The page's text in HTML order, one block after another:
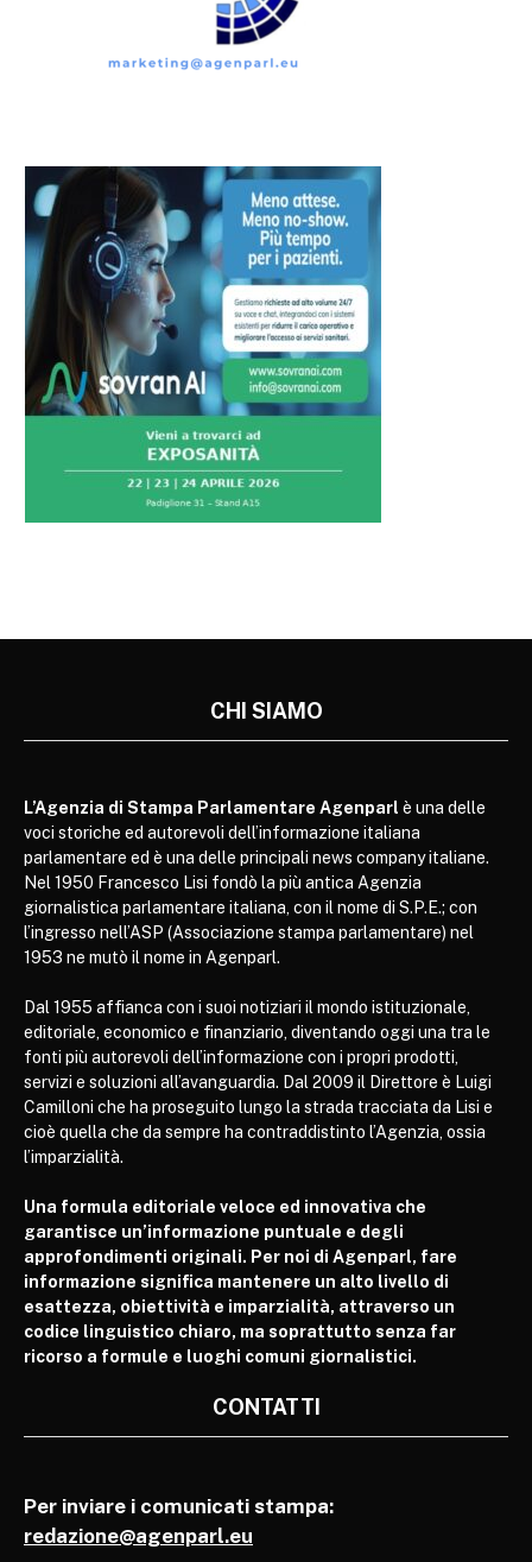
CHI SIAMO
L’Agenzia di Stampa Parlamentare Agenparl è una delle
voci storiche ed autorevoli dell’informazione italiana
parlamentare ed è una delle principali news company italiane.
Nel 1950 Francesco Lisi fondò la più antica Agenzia
giornalistica parlamentare italiana, con il nome di S.P.E.; con
l’ingresso nell’ASP (Associazione stampa parlamentare) nel
1953 ne mutò il nome in Agenparl.
Dal 1955 affianca con i suoi notiziari il mondo istituzionale,
editoriale, economico e finanziario, diventando oggi una tra le
fonti più autorevoli dell’informazione con i propri prodotti,
servizi e soluzioni all’avanguardia. Dal 2009 il Direttore è Luigi
Camilloni che ha proseguito lungo la strada tracciata da Lisi e
cioè quella che da sempre ha contraddistinto l’Agenzia, ossia
l’imparzialità.
Una formula editoriale veloce ed innovativa che
garantisce un’informazione puntuale e degli
approfondimenti originali. Per noi di Agenparl, fare
informazione significa mantenere un alto livello di
esattezza, obiettività e imparzialità, attraverso un
codice linguistico chiaro, ma soprattutto senza far
ricorso a formule e luoghi comuni giornalistici.
CONTATTI
Per inviare i comunicati stampa:
redazione@agenparl.eu